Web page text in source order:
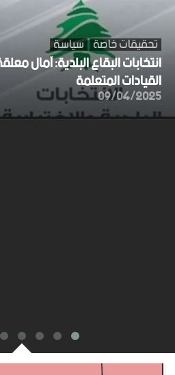
تحقيقات خاصة سياسة
انتخابات البقاع البلدية: آمال
القيادات المتعلمة
09/04/2025